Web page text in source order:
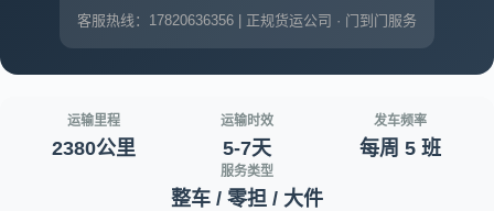
客服热线：17820636356 | 正规货运公司 · 门到门服务
运输里程
2380公里
运输时效
5-7天
发车频率
每周 5 班
服务类型
整车 / 零担 / 大件